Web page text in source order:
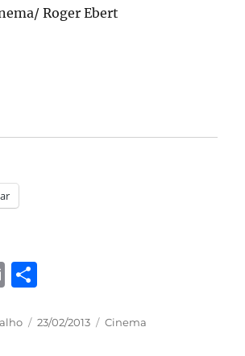
Roger Ebert
E
ai a
Publicado
23/02/2013 Categorias
Cinema